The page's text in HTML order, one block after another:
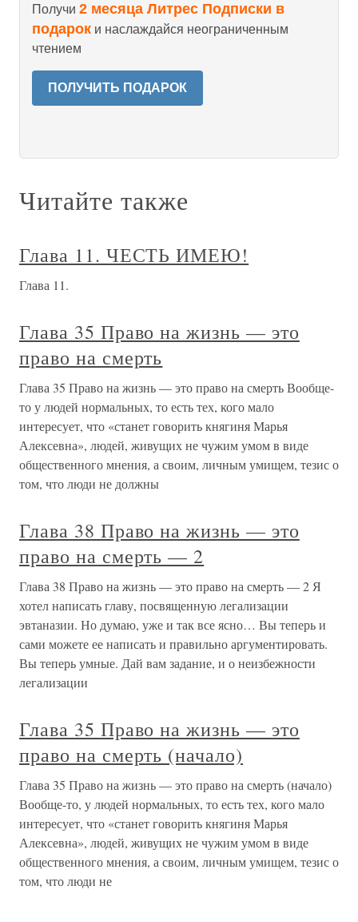
Получи 2 месяца Литрес Подписки в
подарок и наслаждайся неограниченным
чтением
ПОЛУЧИТЬ ПОДАРОК
Читайте также
Глава 11. ЧЕСТЬ ИМЕЮ!
Глава 11.
Глава 35 Право на жизнь — это
право на смерть
Глава 35 Право на жизнь — это право на смерть Вообще-
то у людей нормальных, то есть тех, кого мало
интересует, что «станет говорить княгиня Марья
Алексевна», людей, живущих не чужим умом в виде
общественного мнения, а своим, личным умищем, тезис о
том, что люди не должны
Глава 38 Право на жизнь — это
право на смерть — 2
Глава 38 Право на жизнь — это право на смерть — 2 Я
хотел написать главу, посвященную легализации
эвтаназии. Но думаю, уже и так все ясно… Вы теперь и
сами можете ее написать и правильно аргументировать.
Вы теперь умные. Дай вам задание, и о неизбежности
легализации
Глава 35 Право на жизнь — это
право на смерть (начало)
Глава 35 Право на жизнь — это право на смерть (начало)
Вообще-то, у людей нормальных, то есть тех, кого мало
интересует, что «станет говорить княгиня Марья
Алексевна», людей, живущих не чужим умом в виде
общественного мнения, а своим, личным умищем, тезис о
том, что люди не